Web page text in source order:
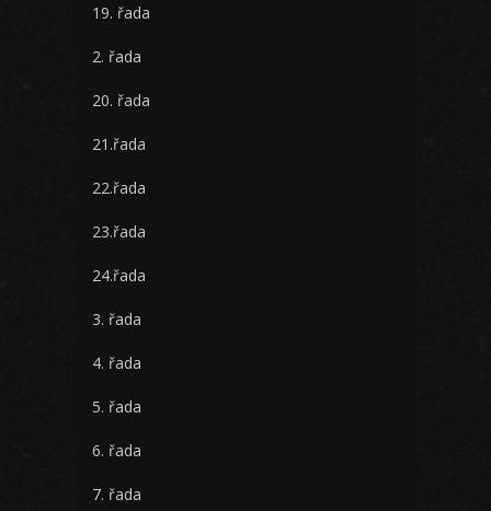
19. řada
2. řada
20. řada
21.řada
22.řada
23.řada
24.řada
3. řada
4. řada
5. řada
6. řada
7. řada